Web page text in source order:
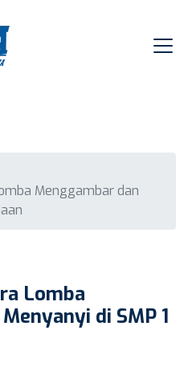
Menggambar dan
Lomba
di SMP 1